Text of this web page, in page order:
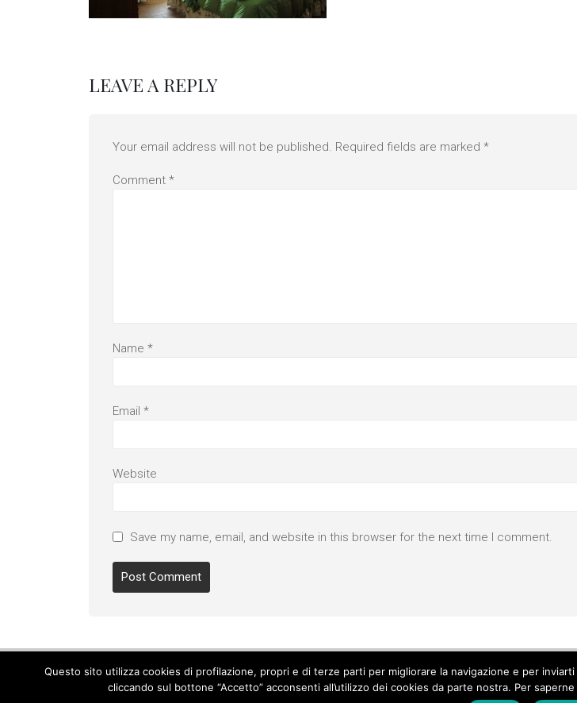
LEAVE A REPLY
Your email address will not be published. Required fields are marked *
Comment *
Name *
Email *
Website
Save my name, email, and website in this browser for the next time I comment.
Questo sito utilizza cookies di profilazione, propri e di terze parti per migliorare la navigazione e per
cliccando sul bottone “Accetto” acconsenti all’utilizzo dei cookies da parte nostra. Per